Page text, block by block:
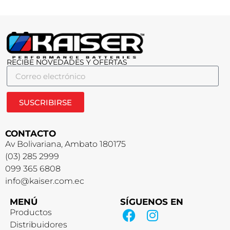
RECIBE NOVEDADES Y OFERTAS
SUSCRIBIRSE
CONTACTO
Av Bolivariana, Ambato 180175
(03) 285 2999
099 365 6808
info@kaiser.com.ec
MENÚ
Productos
Distribuidores
SÍGUENOS EN